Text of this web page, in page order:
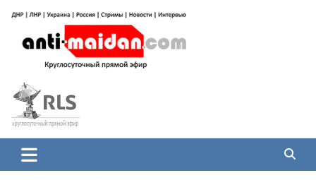
содержимому
Антимайдан: Гражданская война
на Украине
гражданской войне на Украине, включая события в Новороссии, ДНР,
ЛНР и других регионах.